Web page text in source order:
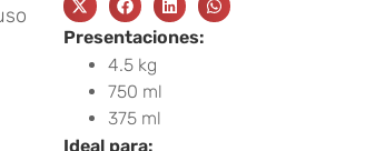
Presentaciones:
4.5 kg
750 ml
375 ml
Ideal para: